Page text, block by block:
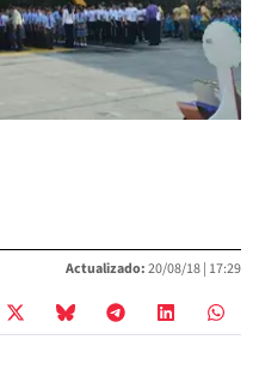
Actualizado:20/08/18 | 17:29